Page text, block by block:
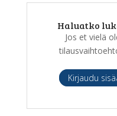
Haluatko
Jos et vielä
Kirjaudu